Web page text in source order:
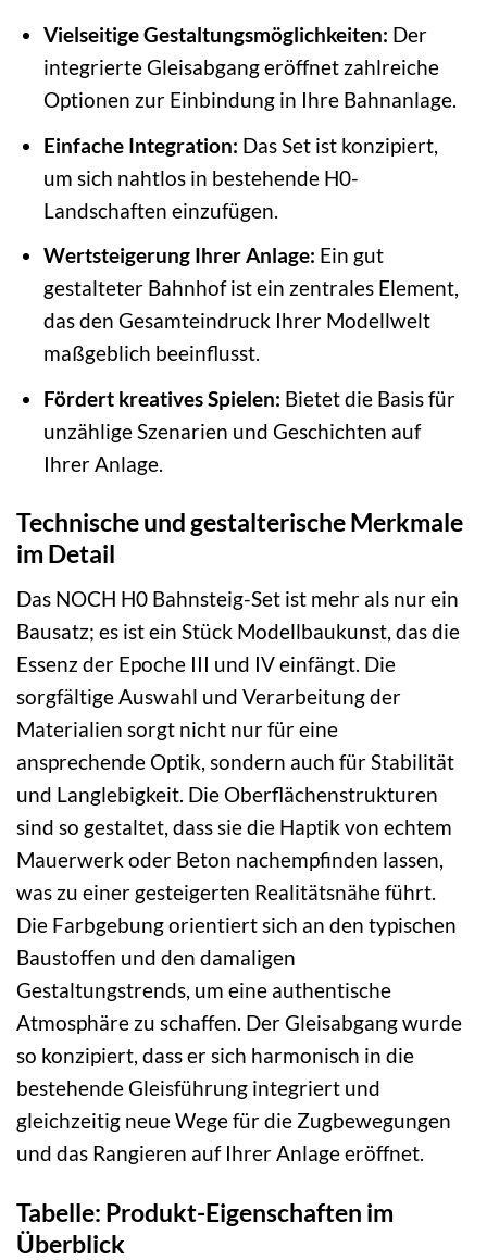
Vielseitige Gestaltungsmöglichkeiten: Der
integrierte Gleisabgang eröffnet zahlreiche
Optionen zur Einbindung in Ihre Bahnanlage.
Einfache Integration: Das Set ist konzipiert,
um sich nahtlos in bestehende H0-
Landschaften einzufügen.
Wertsteigerung Ihrer Anlage: Ein gut
gestalteter Bahnhof ist ein zentrales Element,
das den Gesamteindruck Ihrer Modellwelt
maßgeblich beeinflusst.
Fördert kreatives Spielen: Bietet die Basis für
unzählige Szenarien und Geschichten auf
Ihrer Anlage.
Technische und gestalterische Merkmale
im Detail
Das NOCH H0 Bahnsteig-Set ist mehr als nur ein
Bausatz; es ist ein Stück Modellbaukunst, das die
Essenz der Epoche III und IV einfängt. Die
sorgfältige Auswahl und Verarbeitung der
Materialien sorgt nicht nur für eine
ansprechende Optik, sondern auch für Stabilität
und Langlebigkeit. Die Oberflächenstrukturen
sind so gestaltet, dass sie die Haptik von echtem
Mauerwerk oder Beton nachempfinden lassen,
was zu einer gesteigerten Realitätsnähe führt.
Die Farbgebung orientiert sich an den typischen
Baustoffen und den damaligen
Gestaltungstrends, um eine authentische
Atmosphäre zu schaffen. Der Gleisabgang wurde
so konzipiert, dass er sich harmonisch in die
bestehende Gleisführung integriert und
gleichzeitig neue Wege für die Zugbewegungen
und das Rangieren auf Ihrer Anlage eröffnet.
Tabelle: Produkt-Eigenschaften im
Überblick